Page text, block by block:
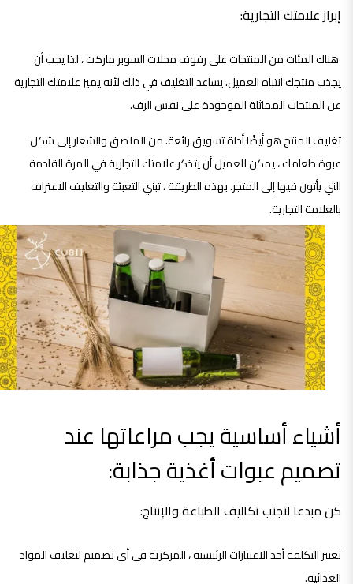
إبراز علامتك التجارية:
هناك المئات من المنتجات على رفوف محلات السوبر ماركت ، لذا يجب أن
يجذب منتجك انتباه العميل. يساعد التغليف في ذلك لأنه يميز علامتك التجارية
عن المنتجات المماثلة الموجودة على نفس الرف.
تغليف المنتج هو أيضًا أداة تسويق رائعة. من الملصق والشعار إلى شكل
عبوة طعامك ، يمكن للعميل أن يتذكر علامتك التجارية في المرة القادمة
التي يأتون فيها إلى المتجر. بهذه الطريقة ، تبني التعبئة والتغليف الاعتراف
بالعلامة التجارية.
أشياء أساسية يجب مراعاتها عند
تصميم عبوات أغذية جذابة:
كن مبدعا لتجنب تكاليف الطباعة والإنتاج:
تعتبر التكلفة أحد الاعتبارات الرئيسية ، المركزية في أي تصميم لتغليف المواد
الغذائية.